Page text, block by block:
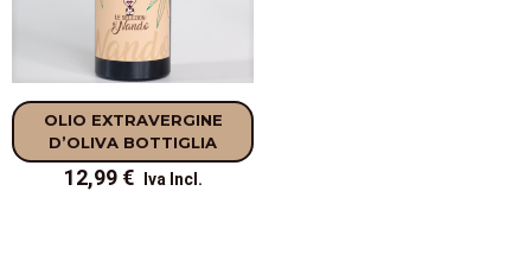
OLIO EXTRAVERGINE
D’OLIVA BOTTIGLIA
12,99 €